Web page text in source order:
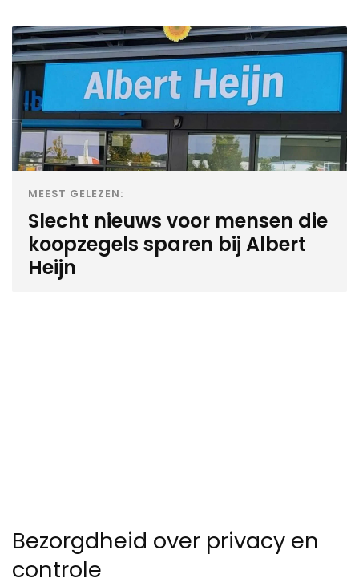
MEEST GELEZEN:
Slecht nieuws voor mensen die
koopzegels sparen bij Albert
Heijn
Bezorgdheid over privacy en
controle